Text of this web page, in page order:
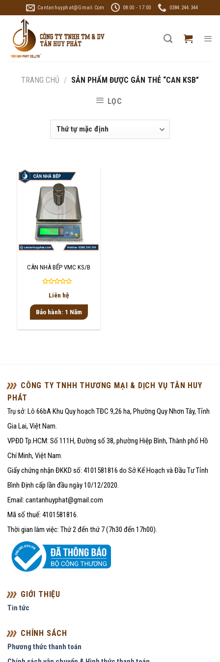
to
content
Cantanhuyphat@gmail.com 08:00 - 17:00 0384.244.344
TRANG CHỦ / SẢN PHẨM ĐƯỢC GẮN THẺ “CAN KSB”
LỌC
CÂN NHÀ BẾP VMC KS/B
Được
hạng
0
sao
Liên hệ
Bảo hành: 1 Năm
CÔNG TY TNHH THƯƠNG MẠI & DỊCH VỤ TÂN HUY
PHÁT
Trụ sở: Lô 66bA Khu Quy hoạch TĐC 9,26 ha, Phường Quy Nhơn Tây, Tỉnh
Gia Lai, Việt Nam.
VPĐD Tp.HCM: Số 111H, Đường số 38, phường Hiệp Bình, Thành phố Hồ
Chí Minh, Việt Nam.
Giấy chứng nhận ĐKKD số: 4101581816 do Sở Kế Hoạch và Đầu Tư Tỉnh
Bình Định cấp lần đầu ngày 10/12/2020.
Email: cantanhuyphat@gmail.com
Mã số thuế: 4101581816.
Thời gian làm việc: Thứ 2 đến thứ 7 (7h30 đến 17h00).
GIỚI THIỆU
Tin tức
CHÍNH SÁCH
Phương thức thanh toán